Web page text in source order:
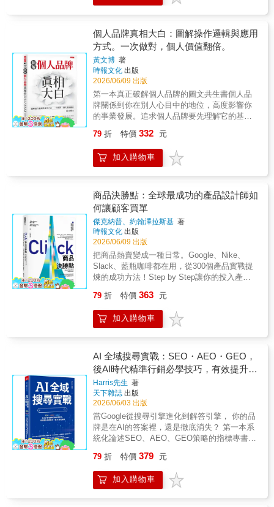
加顧客對產品的信任度？‧什麼時候大方承認錯
誤才是最正確的策略？藉由心理學與行為科學
以及設計情境，就能大幅提高說服人的機率！
無論是販售商品、經營商店、說服客戶，還是
規劃行銷策略，本書都能帶給你意想不到的靈
感。即使你希望獲得同事認同、讓老闆看見你
的潛力，或引導孩子寫功課，也能從中找到有
效的方法。說服是一門科學，不是藝術！60個
不容錯過的技巧，均經過科學驗證，有效提升
你的說服力！【國外好評推薦】 「令人驚
特（Tim Harford）著有《臥底經濟學家》
什麼還不錯的小本書冊可以讓我買來當禮物，
但又不會侮辱收禮者的智商呢？就是有！或者
應該說是就是這本書！」 ──《衛報》
（Guardian） 「保證人家『一定會答應』
的各種訣竅……既有創意又引人入勝！」
──《獨立報》（Independent） 「本書是
資訊寶庫……這是一本迷人的讀物，針對消費
者行為提供了無以數計的深入見解。對商界的
男男女女來說是最完美的禮物。」──《商業生
活》（Business Life） 「相當好讀……真
誠又坦率。」──《旗幟晚報》（Evening
Standard） 「你應該要讀這本書……你應
該要讀它是因為你會樂在其中，也因為它針對
的讀者正是聰明的商界人士，還因為它很適合
在等同事或等飛機的時候隨手翻閱，更因為如
果你不讀，別人恐怕就會騎在你頭上……它迷
Black）合著有《心智健身房》（The Mind
Gym） 「娛樂性十足、令人大開眼界……
內容扎實，文采出色。」──Spiked.com
「它奉上了大量稀奇古怪又精彩絕倫的歷史實
例。」──《星期日快報》（Sunday Express）
本書《AI改變了你的客戶》精準寫出這場轉變
與務實解方，值得各行各業鑽
研。 ——陳昱傑醫師 醫
療AIEO講座主講人人工智慧無所不知，人類該
如何自處？此書《AI改變了你的客戶》提供的
絕佳洞察及建議，遠超過了行銷的範疇，值得
你我細讀並且深思！ ——
愛瑞克 《命定之書》作者／TMBA共同創辦
人未來很多人的消費行為，跟有沒有記住你關
聯不大，反而跟AI有沒有收錄和推薦你更有關
商業行銷的未來進行式。
——鄭俊德 閱讀人社群主編一開始我只是拿
AI來解答我的提問，但是自從我試著用Vibe
道世界真的徹底變了！快來了解本書《AI改變
了你的客戶》的內容吧！
——劉奶爸 《網路行銷懶人包》作者身為行
銷人員、文案撰稿人和企業主，我對AI的心情
可謂五味雜陳（10%著迷和90%恐懼）。慶幸
我在偶然機會下發現了這本簡潔精煉、研究深
入的書。在《AI改變了你的客戶》一書中，馬
克・薛佛對AI做了精闢的分析，並給出發人深
用的建議。讀完這本書，我再次受到了鼓舞。
對值得你一讀再讀。 ——
Len Woods國外行銷業者AI正大規模改變了人
類思考、感受、決策、交流的方式。你的客戶
會更沒耐心、更信任AI，對品牌也沒忠誠度。
AI奪走了許多人的自我認同，他們會在意想不
到的領域尋找新的認同。這些都是傳統行銷的
危機，也是新行銷戰術的轉機。大家買東西
前，只要把需求列給AI，它就會列出各種規
格，替你分析各產品的優缺點，你再也不必
google文章，花時間一篇一篇看了。AI已經成
為你客戶的潛在決定者，傳統的行銷戰術必須
更新，才能讓AI把你的產品推出去。AI的服務
遠遠比人類貼心，旅程規畫、運動建議、烹調
食譜都可以非常個人化，甚至AI的同理心比人
類心理諮商師還強。你的服務要如何突破AI的
巨細靡遺，讓客戶有出乎意料外的驚喜，挑戰
個人品牌真相大白：圖解操作邏輯與應用
方式。一次做對，個人價值翻倍。
黃文博 著
時報文化 出版
2026/06/09 出版
第一本真正破解個人品牌的圖文共生書個人品
牌關係到你在別人心目中的地位，高度影響你
的事業發展。追求個人品牌要先理解它的基本
間。過分偏重操作技術，尤其偏重網路技術
面，就像理財只炒短線，很難致富，導致為數
眾多的個人品牌虛有其表，毫無戰鬥力。不可
章教你打造有戰力的個人品牌。許多真相和訣
竅，你不看，一輩子不會知道。一大亮點把個
人品牌從技術操作提升到個人成長層次。就算
不想打造個人品牌，也能學到個人成長。三大
特色1.圖文共生書?40張脈絡圖和55篇文章。脈
絡圖呈現運作邏輯，文章說明應用方法。2.講
道理也給方法?前半段講道理，後半段教方法。
先打基礎，再蓋高樓。3.獨家創見?例如三道障
壁、跨界不跨域、四元素、速算式……，其他
地方絕對學不到。五大學習：1.教你正確觀念
成的技巧4.教你有效執行個人成長5.教你憑實力
翻轉人生你會知道：1.原來個人品牌跟人的心
理關係密切2.想追求個人品牌，要通過三道障
必經「成見→標籤→符號」三階段5.四元素，
缺一不可。6.選對領域第一重要7.務必對標一位
標竿人物8.跨界很好，跨域很有風險。9.別輕易
挑戰知識距離10.同質化是推升成長的引擎你會
學到：1.如何計算做個人品牌的潛力？2.如何用
剩餘時間深度工作？3.如何養成關聯特色？4.如
何漂白貼在身上的標籤？5.如何塑造理想的符
號？6.如何找到適合的表現舞台？7.如何改造微
質？10.如何拉開和對手的差距？
79 折 特價 332 元
加入購物車
商品決勝點：全球最成功的產品設計師如
何讓顧客買單
傑克納普、約翰澤拉斯基 著
時報文化 出版
2026/06/09 出版
把商品熱賣變成一種日常。Google、Nike、
Slack、藍瓶咖啡都在用，從300個產品實戰提
煉的成功方法！Step by Step讓你的投入產生
有的產品異軍突起？其他的又無人聞問？
◢◤「Sprint衝刺工作法」的傑克．納普與約
翰．澤拉斯基帶著更強的商品打造法回歸。他
數百家新創公司與產品的誕生，見證過無數成
功與失敗的案例。在第一線經驗中，他們發現
一個共通現象：? 愈基礎的問題，愈容易被忽
略。?一項產品專案若有3個負責人，問他們
「差異化」如此基礎的問題都可能聽到3種不同
的答案，這表示他們並未審慎思考攸關產品成
敗的關鍵要素，把巨額資源押注在憑直覺閉門
造車的產品上。當我們把全部精力放在技術、
執行、設計、定價等面向，很容易忘了最最最
重要的一個問題：? 我們提供的這個東西，人
（Foundation Sprint）於是誕生。Step by step
為產品打好扎實「地基」，提高勝率。此套方
法先後被Google、微軟、YouTube、Slack、
79 折 特價 363 元
加入購物車
AI 全域搜尋實戰：SEO・AEO・GEO，
後AI時代精準行銷必學技巧，有效提升品
牌曝光，被AI優先推薦
Harris先生 著
天下雜誌 出版
2026/06/03 出版
當Google從搜尋引擎進化到解答引擎， 你的品
牌是在AI的答案裡，還是徹底消失？ 第一本系
統化論述SEO、AEO、GEO策略的指標專書，
被AI推薦、贏得顧客的布局邏輯！ 生成式AI盛
行，你還守著過時的「有效點擊」、關鍵字排
名？ 數位行銷新紀元的必備戰略，從過時的
79 折 特價 379 元
加入購物車